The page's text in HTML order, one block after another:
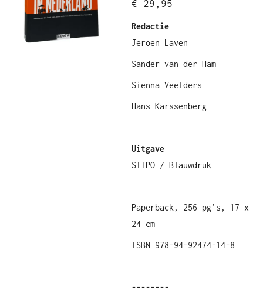
€ 29,95
Redactie
Jeroen Laven
Sander van der Ham
Sienna Veelders
Hans Karssenberg
Uitgave
STIPO / Blauwdruk
Paperback, 256 pg’s, 17 x
24 cm
ISBN 978-94-92474-14-8
--------